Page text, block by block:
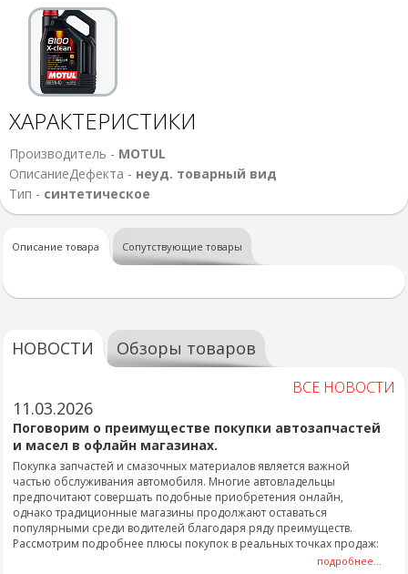
ХАРАКТЕРИСТИКИ
Производитель - MOTUL
ОписаниеДефекта - неуд. товарный вид
Тип - синтетическое
Описание товара Сопутствующие товары
НОВОСТИ Обзоры товаров
ВСЕ НОВОСТИ
11.03.2026
Поговорим о преимуществе покупки автозапчастей
и масел в офлайн магазинах.
Покупка запчастей и смазочных материалов является важной
частью обслуживания автомобиля. Многие автовладельцы
предпочитают совершать подобные приобретения онлайн,
однако традиционные магазины продолжают оставаться
популярными среди водителей благодаря ряду преимуществ.
Рассмотрим подробнее плюсы покупок в реальных точках продаж:
подробнее...